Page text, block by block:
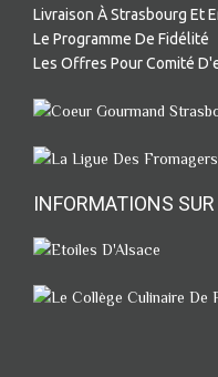
Livraison À Strasbourg Et
Le Programme De Fidélité
Les Offres Pour Comité
INFORMATIONS